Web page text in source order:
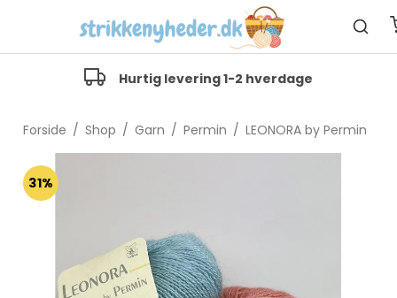
Hurtig levering 1-2 hverdage
Forside / Shop / Garn / Permin / LEONORA by Permin
31%